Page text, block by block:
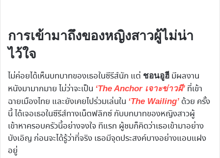
การเข้ามาถึงของหญิงสาวผู้ไม่น่า
ไว้ใจ
ไม่ค่อยได้เห็นบทบาทของเธอในซีรีส์นัก แต่ ชอนอูฮี มีผลงาน
หนังมามากมาย ไม่ว่าจะเป็น ‘The Anchor เจาะข่าวผี’ ที่เข้า
ฉายเมืองไทย และยังเคยไปร่วมเล่นใน ‘The Wailing’ ด้วย ครั้ง
นี้ ได้เจอเธอในซีรีส์ทางเน็ตฟลิกซ์ กับบทบาทของหญิงสาวผู้
เข้าหาครอบครัวนี้อย่างจงใจ ทีแรก ผู้ชมก็คิดว่าเธอเข้ามาอย่าง
บังเอิญ ก่อนจะได้รู้ว่าที่จริง เธอมีจุดประสงค์บางอย่างแอบแฝง
อยู่